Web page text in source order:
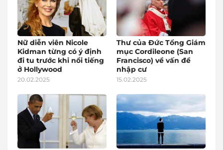
Nữ diễn viên Nicole
Kidman từng có ý định
đi tu trước khi nổi tiếng
ở Hollywood
20.02.2025
Thư của Đức Tổng Giám
mục Cordileone (San
Francisco) về vấn đề
nhập cư
15.02.2025